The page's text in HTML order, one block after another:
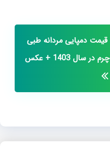
قیمت دمپایی مردانه طبی
چرم در سال 1403 + عکس